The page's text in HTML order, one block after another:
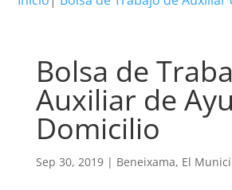
Bolsa de
Auxiliar de
Domicilio
Sep 30, 2019| Beneixama, El